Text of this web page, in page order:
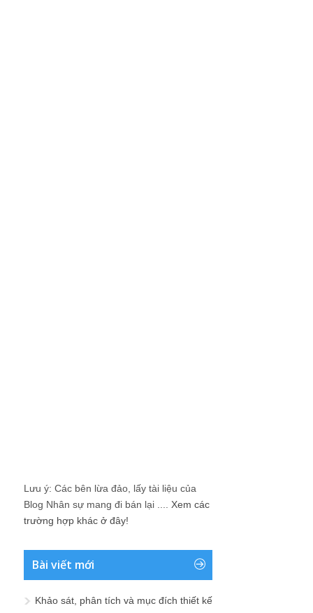
Lưu ý: Các bên lừa đảo, lấy tài liệu của
Blog Nhân sự mang đi bán lại .... Xem các
trường hợp khác ở đây!
Bài viết mới
Khảo sát, phân tích và mục đích thiết kế